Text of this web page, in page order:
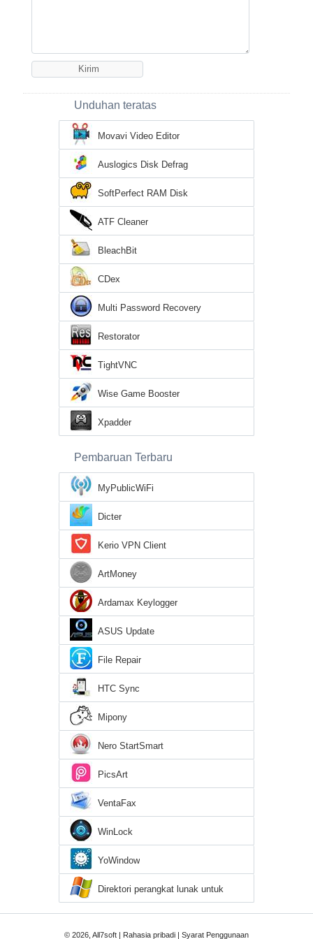
Unduhan teratas
Movavi Video Editor
Auslogics Disk Defrag
SoftPerfect RAM Disk
ATF Cleaner
BleachBit
CDex
Multi Password Recovery
Restorator
TightVNC
Wise Game Booster
Xpadder
Pembaruan Terbaru
MyPublicWiFi
Dicter
Kerio VPN Client
ArtMoney
Ardamax Keylogger
ASUS Update
File Repair
HTC Sync
Mipony
Nero StartSmart
PicsArt
VentaFax
WinLock
YoWindow
Direktori perangkat lunak untuk
Windows 7
© 2026, All7soft | Rahasia pribadi Syarat Penggunaan